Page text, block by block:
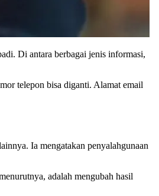
Di antara berbagai jenis informasi,
telepon bisa diganti. Alamat email
Ia mengatakan penyalahgunaan
adalah mengubah hasil